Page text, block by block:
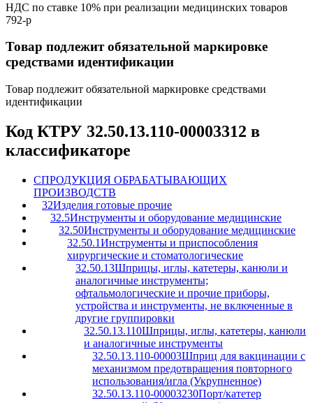
НДС по ставке 10% при реализации медицинских товаров
792-р
Товар подлежит обязательной маркировке
средствами идентификации
Товар подлежит обязательной маркировке средствами
идентификации
Код КТРУ 32.50.13.110-00003312 в
классификаторе
CПРОДУКЦИЯ ОБРАБАТЫВАЮЩИХ
ПРОИЗВОДСТВ
32Изделия готовые прочие
32.5Инструменты и оборудование медицинские
32.50Инструменты и оборудование медицинские
32.50.1Инструменты и приспособления
хирургические и стоматологические
32.50.13Шприцы, иглы, катетеры, канюли и
аналогичные инструменты;
офтальмологические и прочие приборы,
устройства и инструменты, не включенные в
другие группировки
32.50.13.110Шприцы, иглы, катетеры, канюли
и аналогичные инструменты
32.50.13.110-00003Шприц для вакцинации с
механизмом предотвращения повторного
использования/игла (Укрупненное)
32.50.13.110-00003230Порт/катетер